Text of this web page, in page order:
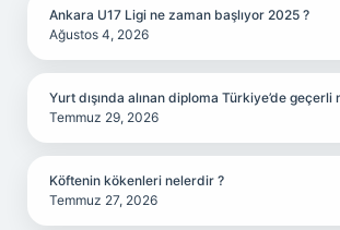
Ankara U17 Ligi ne zaman başlıyor 2025 ?
Ağustos 4, 2026
Yurt dışında alınan diploma Türkiye’de geçerli
Temmuz 29, 2026
Köftenin kökenleri nelerdir ?
Temmuz 27, 2026